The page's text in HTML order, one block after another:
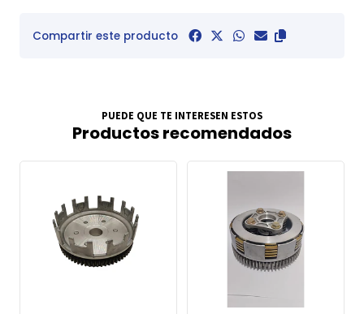
Compartir este producto
PUEDE QUE TE INTERESEN ESTOS
Productos recomendados